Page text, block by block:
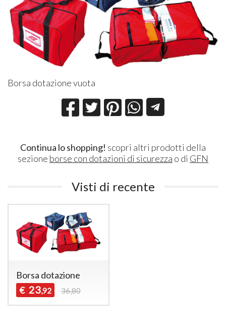
Borsa dotazione vuota
Continua lo shopping! scopri altri prodotti della
sezione borse con dotazioni di sicurezza o di GFN
Visti di recente
Borsa dotazione
€ 23,92 36,80